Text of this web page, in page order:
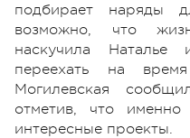
подбирает наряды
возможно, что
наскучила
переехать на
Могилевская
отметив, что
интересные проекты.